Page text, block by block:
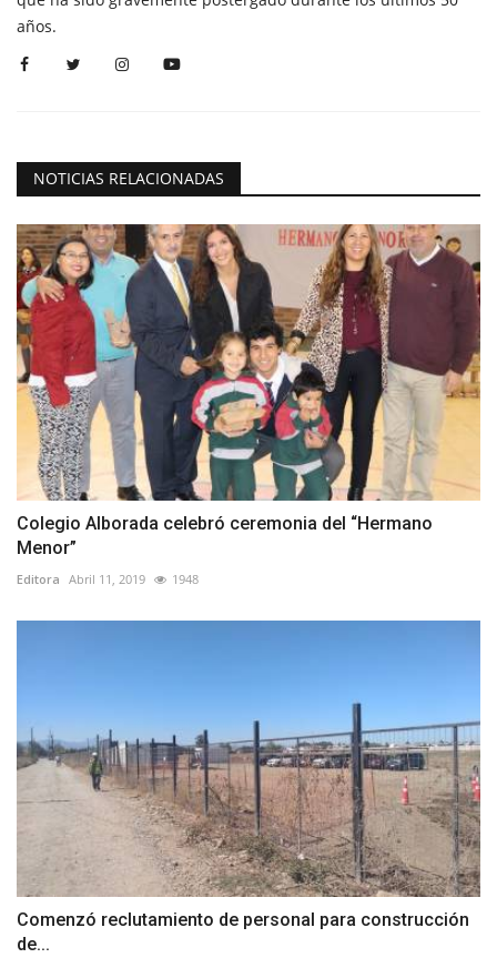
años.
NOTICIAS RELACIONADAS
Colegio Alborada celebró ceremonia del “Hermano
Menor”
Editora Abril 11, 2019 1948
Comenzó reclutamiento de personal para construcción
de...